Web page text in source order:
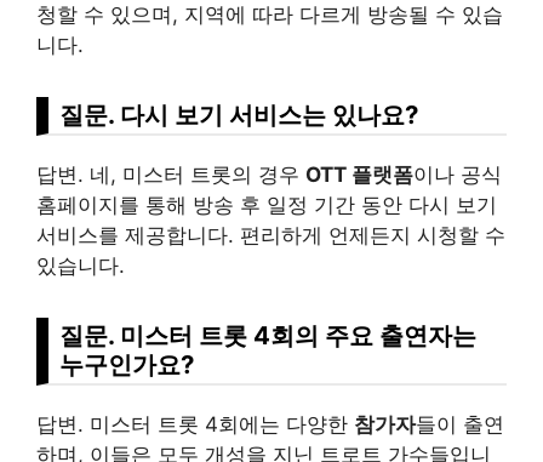
청할 수 있으며, 지역에 따라 다르게 방송될 수 있습
니다.
질문. 다시 보기 서비스는 있나요?
답변. 네, 미스터 트롯의 경우 OTT 플랫폼이나 공식
홈페이지를 통해 방송 후 일정 기간 동안 다시 보기
서비스를 제공합니다. 편리하게 언제든지 시청할 수
있습니다.
질문. 미스터 트롯 4회의 주요 출연자는
누구인가요?
답변. 미스터 트롯 4회에는 다양한 참가자들이 출연
하며, 이들은 모두 개성을 지닌 트로트 가수들입니